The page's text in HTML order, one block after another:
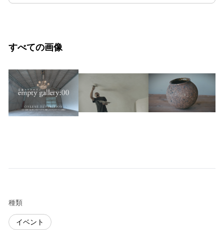
すべての画像
種類
イベント